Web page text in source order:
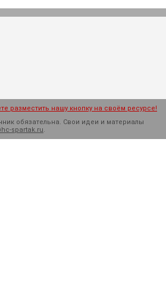
разместить нашу кнопку на своём ресурсе!
обязательна. Cвои идеи и материалы
spartak.ru.